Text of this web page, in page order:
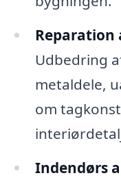
Reparation
Udbedring
metaldele,
om
Indendørs